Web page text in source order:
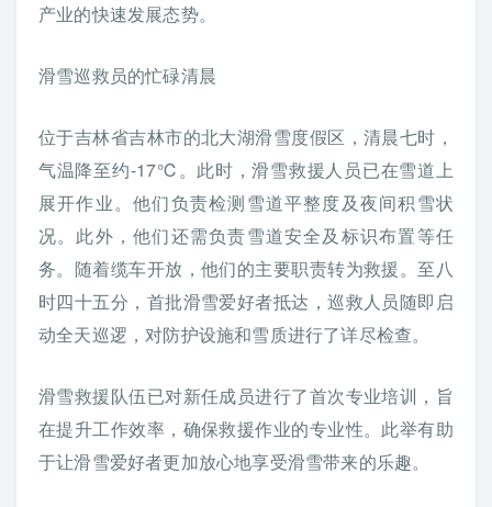
产业的快速发展态势。
滑雪巡救员的忙碌清晨
位于吉林省吉林市的北大湖滑雪度假区，清晨七时，
气温降至约-17℃。此时，滑雪救援人员已在雪道上
展开作业。他们负责检测雪道平整度及夜间积雪状
况。此外，他们还需负责雪道安全及标识布置等任
务。随着缆车开放，他们的主要职责转为救援。至八
时四十五分，首批滑雪爱好者抵达，巡救人员随即启
动全天巡逻，对防护设施和雪质进行了详尽检查。
滑雪救援队伍已对新任成员进行了首次专业培训，旨
在提升工作效率，确保救援作业的专业性。此举有助
于让滑雪爱好者更加放心地享受滑雪带来的乐趣。